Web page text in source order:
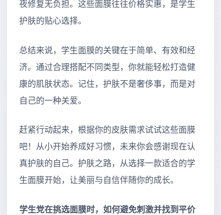
夜修复无负担。这些面膜往往价格实惠，是学生
护肤的贴心选择。
总结来说，学生面膜的关键在于简单、有效和经
济。通过合理搭配不同类型，你就能轻松打造健
康的肌肤状态。记住，护肤不是奢侈事，而是对
自己的一种关爱。
赶紧行动起来，根据你的皮肤需求试试这些面膜
吧！从小开始养成好习惯，未来你会感谢现在认
真护肤的自己。护肤之路，从选择一款适合的学
生面膜开始，让美丽与自信伴随你的成长。
学生党在挑选面膜时，如何避免刺激并找到平价